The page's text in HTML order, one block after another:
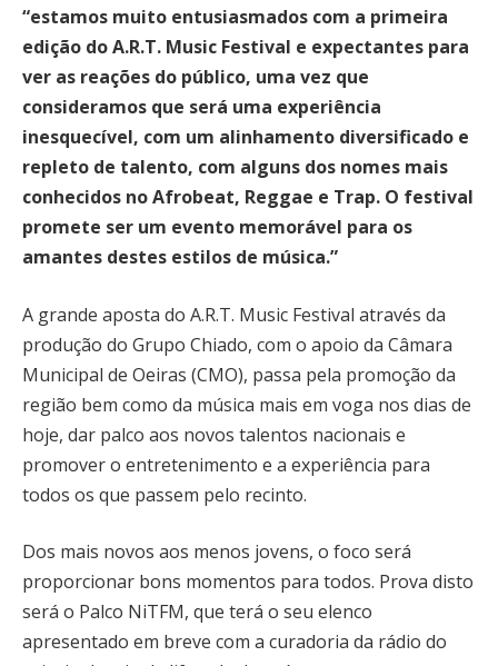
“estamos muito entusiasmados com a primeira
edição do A.R.T. Music Festival e expectantes para
ver as reações do público, uma vez que
consideramos que será uma experiência
inesquecível, com um alinhamento diversificado e
repleto de talento, com alguns dos nomes mais
conhecidos no Afrobeat, Reggae e Trap. O festival
promete ser um evento memorável para os
amantes destes estilos de música.”
A grande aposta do A.R.T. Music Festival através da
produção do Grupo Chiado, com o apoio da Câmara
Municipal de Oeiras (CMO), passa pela promoção da
região bem como da música mais em voga nos dias de
hoje, dar palco aos novos talentos nacionais e
promover o entretenimento e a experiência para
todos os que passem pelo recinto.
Dos mais novos aos menos jovens, o foco será
proporcionar bons momentos para todos. Prova disto
será o Palco NiTFM, que terá o seu elenco
apresentado em breve com a curadoria da rádio do